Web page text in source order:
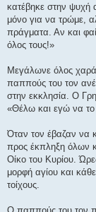
κατέβηκε στην ψυχή
μόνο για να τρώμε,
πράγματα. Αν και
όλος τους!»
Μεγάλωνε όλος
παππούς του τον
στην εκκλησία. Ο
«Θέλω και εγώ να το
Όταν τον έβαζαν να
προς έκπληξη όλων
Οίκο του Κυρίου.
μορφή αγίου και
τοίχους.